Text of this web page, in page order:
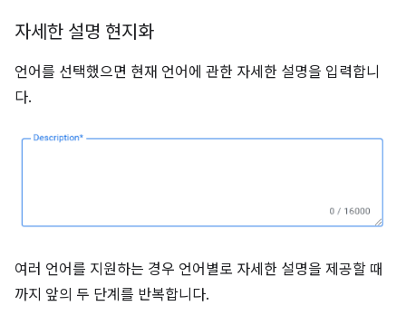
자세한 설명 현지화
언어를 선택했으면 현재 언어에 관한 자세한 설명을 입력합니
다.
여러 언어를 지원하는 경우 언어별로 자세한 설명을 제공할 때
까지 앞의 두 단계를 반복합니다.